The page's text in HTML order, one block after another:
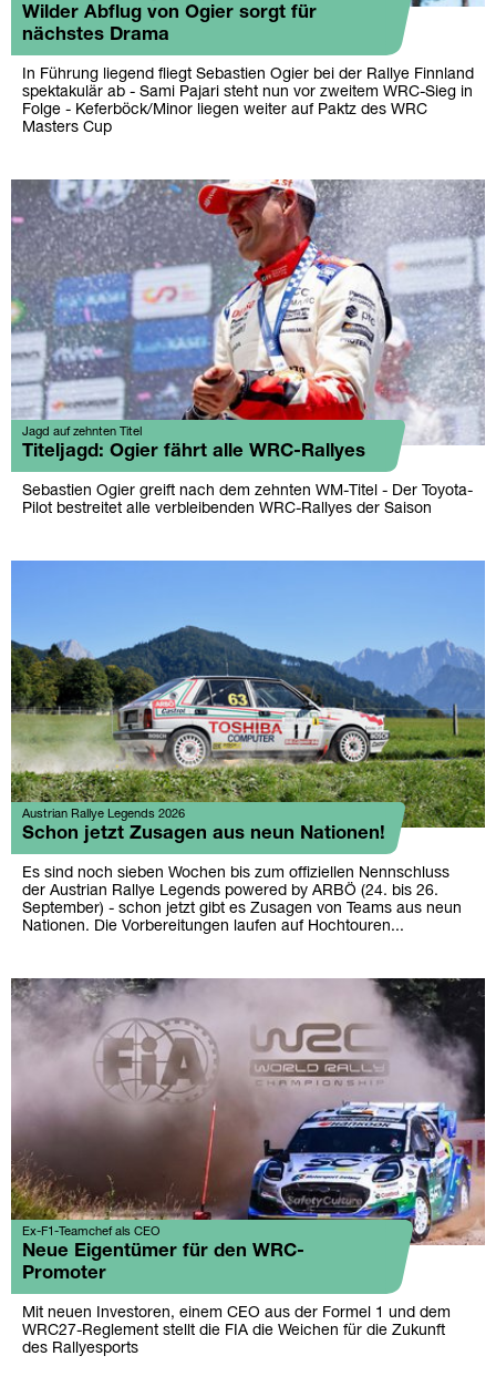
Wilder Abflug von Ogier sorgt für
nächstes Drama
In Führung liegend fliegt Sebastien Ogier bei der Rallye Finnland
spektakulär ab - Sami Pajari steht nun vor zweitem WRC-Sieg in
Folge - Keferböck/Minor liegen weiter auf Paktz des WRC
Masters Cup
Jagd auf zehnten Titel
Titeljagd: Ogier fährt alle WRC-Rallyes
Sebastien Ogier greift nach dem zehnten WM-Titel - Der Toyota-
Pilot bestreitet alle verbleibenden WRC-Rallyes der Saison
Austrian Rallye Legends 2026
Schon jetzt Zusagen aus neun Nationen!
Es sind noch sieben Wochen bis zum offiziellen Nennschluss
der Austrian Rallye Legends powered by ARBÖ (24. bis 26.
September) - schon jetzt gibt es Zusagen von Teams aus neun
Nationen. Die Vorbereitungen laufen auf Hochtouren...
Ex-F1-Teamchef als CEO
Neue Eigentümer für den WRC-
Promoter
Mit neuen Investoren, einem CEO aus der Formel 1 und dem
WRC27-Reglement stellt die FIA die Weichen für die Zukunft
des Rallyesports